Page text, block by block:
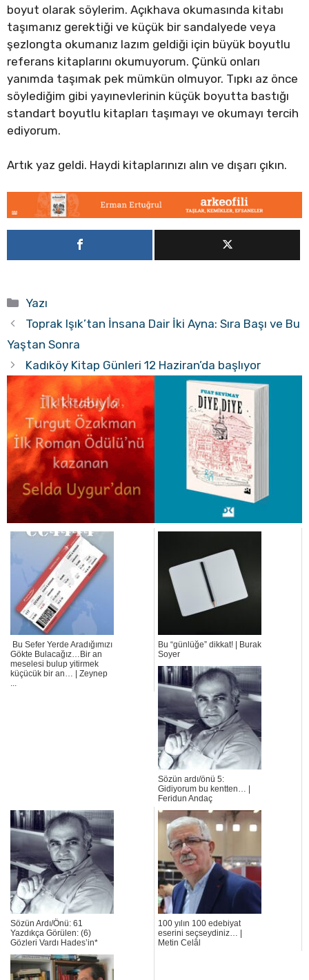
boyut olarak söylerim. Açıkhava okumasında kitabı
taşımanız gerektiği ve küçük bir sandalyede veya
şezlongta okumanız lazım geldiği için büyük boyutlu
referans kitaplarını okumuyorum. Çünkü onları
yanımda taşımak pek mümkün olmuyor. Tıpkı az önce
söylediğim gibi yayınevlerinin küçük boyutta bastığı
standart boyutlu kitapları taşımayı ve okumayı tercih
ediyorum.
Artık yaz geldi. Haydi kitaplarınızı alın ve dışarı çıkın.
Kategoriler
Yazı
Toprak Işık’tan İnsana Dair İki Ayna: Sıra Başı ve Bu
Yaştan Sonra
Kadıköy Kitap Günleri 12 Haziran’da başlıyor
Bu Sefer Yerde Aradığımızı
Gökte Bulacağız…Bir an
meselesi bulup yitirmek
küçücük bir an… | Zeynep
...
Bu “günlüğe” dikkat! | Burak
Soyer
Sözün ardı/önü 5:
Gidiyorum bu kentten… |
Feridun Andaç
Sözün Ardı/Önü: 61
Yazdıkça Görülen: (6)
Gözleri Vardı Hades’in*
100 yılın 100 edebiyat
eserini seçseydiniz… |
Metin Celâl